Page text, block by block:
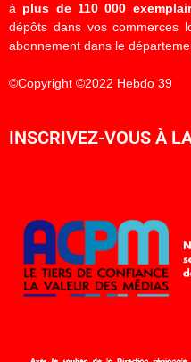
à plus de 110 000
dépôts dans vos commerces
abonnement dans le
©Copyright ©2022 Hebdo 39
INSCRIVEZ-VOUS À